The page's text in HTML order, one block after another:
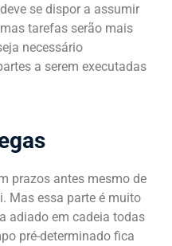
se dispor a assumir
tarefas serão mais
necessário
a serem executadas
prazos antes mesmo de
Mas essa parte é muito
adiado em cadeia todas
pré-determinado fica